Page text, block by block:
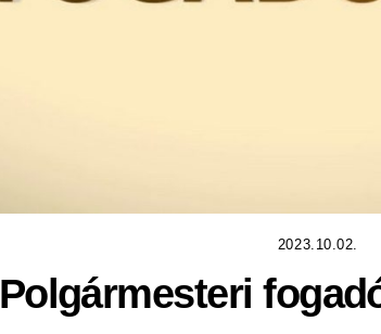
2023.10.02.
Polgármesteri